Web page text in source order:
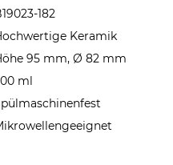
182
Keramik
95 mm, Ø 82 mm
ml